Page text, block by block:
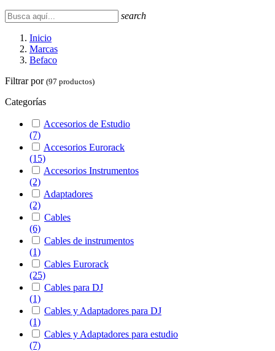
search
Inicio
Marcas
Befaco
Filtrar por (97 productos)
Categorías
Accesorios de Estudio
(7)
Accesorios Eurorack
(15)
Accesorios Instrumentos
(2)
Adaptadores
(2)
Cables
(6)
Cables de instrumentos
(1)
Cables Eurorack
(25)
Cables para DJ
(1)
Cables y Adaptadores para DJ
(1)
Cables y Adaptadores para estudio
(7)